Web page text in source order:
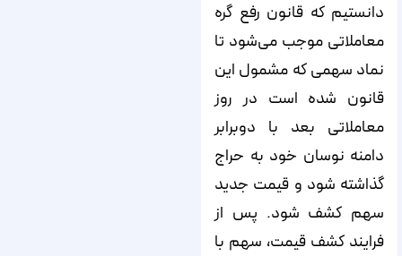
دانستیم که قانون رفع گره
معاملاتی موجب می‌شود تا
نماد سهمی که مشمول این
قانون شده است در روز
معاملاتی بعد با دوبرابر
دامنه نوسان خود به حراج
گذاشته شود و قیمت جدید
سهم کشف شود. پس از
فرایند کشف قیمت، سهم با